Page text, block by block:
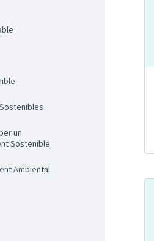
Sostenibles
Sostenible
Ambiental